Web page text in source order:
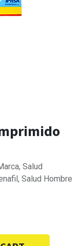
Salud
Salud Hombre